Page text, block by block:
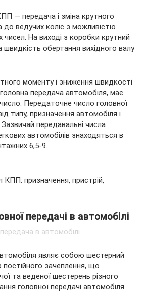
— передача і зміна крутного
до ведучих коліс з можливістю
чисел. На виході з коробки крутний
обертання вихідного валу
моменту і зниження швидкості
передача автомобіля, має
Передаточне число головної
типу, призначення автомобіля і
передавальні числа
автомобілів знаходяться в
6,5-9.
КПП: призначення, пристрій,
передачі в автомобілі
являє собою шестерний
зачеплення, що
та веденої шестерень різного
головної передачі автомобіля